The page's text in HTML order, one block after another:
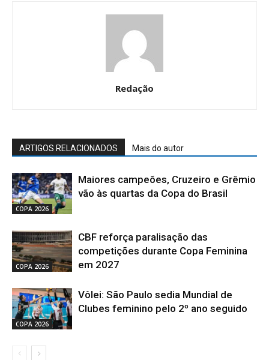
Redação
ARTIGOS RELACIONADOS Mais do autor
COPA 2026
Maiores campeões, Cruzeiro e Grêmio
vão às quartas da Copa do Brasil
COPA 2026
CBF reforça paralisação das
competições durante Copa Feminina
em 2027
COPA 2026
Vôlei: São Paulo sedia Mundial de
Clubes feminino pelo 2º ano seguido